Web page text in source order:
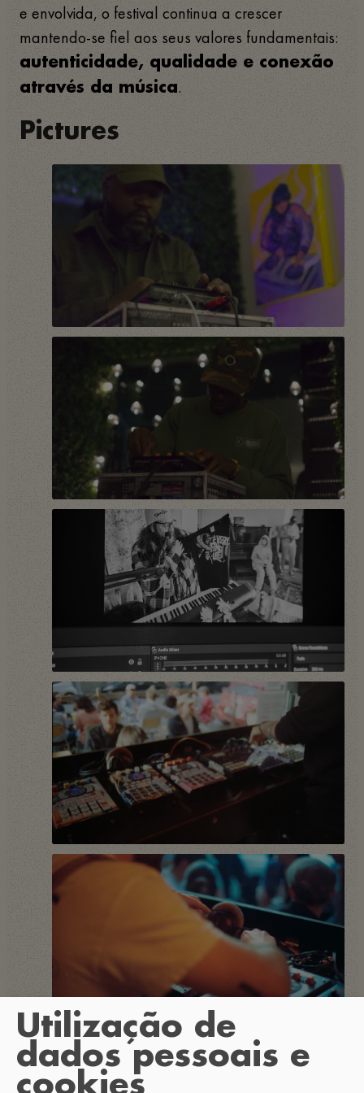
e envolvida, o festival continua a crescer
mantendo-se fiel aos seus valores fundamentais:
autenticidade, qualidade e conexão
através da música.
Pictures
Utilização de
dados pessoais e
cookies